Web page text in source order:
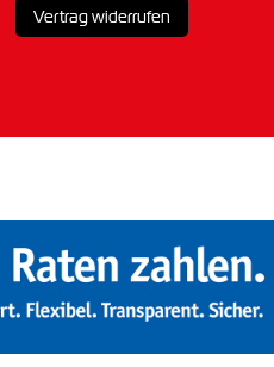
Vertrag widerrufen